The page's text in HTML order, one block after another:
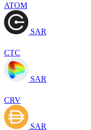
ATOM
SAR
CTC
SAR
CRV
SAR